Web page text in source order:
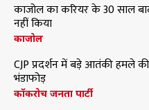
काजोल का करियर के 30 साल
नहीं किया
काजोल
CJP प्रदर्शन में बड़े आतंकी हमले
भंडाफोड़
कॉकरोच जनता पार्टी